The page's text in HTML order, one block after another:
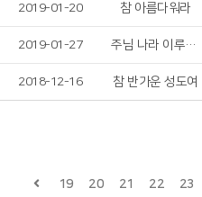
2019-01-20 참 아름다워라
2019-01-27 주님 나라 이루게 하소서
2018-12-16 참 반가운 성도여
19 20 21 22 23